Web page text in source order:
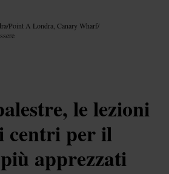
/Point A Londra, Canary Wharf/
le lezioni
centri per il
apprezzati